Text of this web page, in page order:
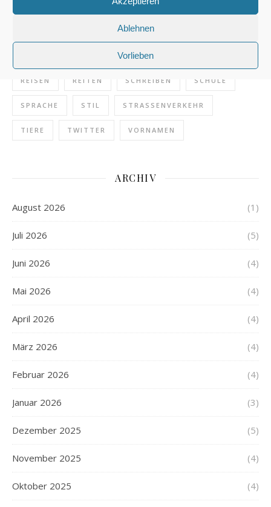
Ablehnen
Vorlieben
NAMEN
POLIZEI
PRESSE
REISEN REITEN SCHREIBEN SCHULE
SPRACHE STIL STRASSENVERKEHR
TIERE TWITTER VORNAMEN
ARCHIV
August 2026 (1)
Juli 2026 (5)
Juni 2026 (4)
Mai 2026 (4)
April 2026 (4)
März 2026 (4)
Februar 2026 (4)
Januar 2026 (3)
Dezember 2025 (5)
November 2025 (4)
Oktober 2025 (4)